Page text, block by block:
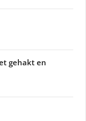
gehakt en